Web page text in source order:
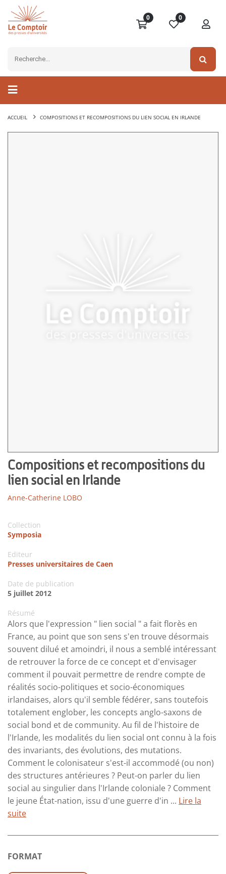
0 0
ACCUEIL COMPOSITIONS ET RECOMPOSITIONS DU LIEN SOCIAL EN IRLANDE
Compositions et recompositions du
lien social en Irlande
Anne-Catherine LOBO
Collection
Symposia
Editeur
Presses universitaires de Caen
Date de publication
5 juillet 2012
Résumé
Alors que l'expression " lien social " a fait florès en
France, au point que son sens s'en trouve désormais
souvent dilué et amoindri, il nous a semblé intéressant
de retrouver la force de ce concept et d'envisager
comment il pouvait permettre de rendre compte de
réalités socio-politiques et socio-économiques
irlandaises, alors qu'il semble fédérer, sans toutefois
totalement englober, les concepts anglo-saxons de
social bond et de community. Au fil de l'histoire de
l'Irlande, les modalités du lien social ont connu à la fois
des invariants, des évolutions, des mutations.
Comment le colonisateur s'est-il accommodé (ou non)
des structures antérieures ? Peut-on parler du lien
social au singulier dans l'Irlande coloniale ? Comment
le jeune État-nation, issu d'une guerre d'in ... Lire la
suite
FORMAT